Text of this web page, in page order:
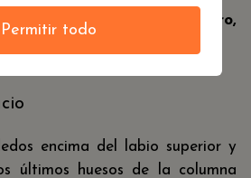
para o
xigenar su cerebro,
verbal y comunicación
encima del labio superior y
últimos huesos de la columna
Permitir todo